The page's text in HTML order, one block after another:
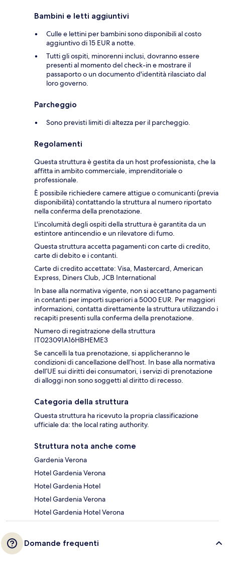
Bambini e letti aggiuntivi
Culle e lettini per bambini sono disponibili al costo
aggiuntivo di 15 EUR a notte.
Tutti gli ospiti, minorenni inclusi, dovranno essere
presenti al momento del check-in e mostrare il
passaporto o un documento d'identità rilasciato dal
loro governo.
Parcheggio
Sono previsti limiti di altezza per il parcheggio.
Regolamenti
Questa struttura è gestita da un host professionista, che la
affitta in ambito commerciale, imprenditoriale o
professionale.
È possibile richiedere camere attigue o comunicanti (previa
disponibilità) contattando la struttura al numero riportato
nella conferma della prenotazione.
L'incolumità degli ospiti della struttura è garantita da un
estintore antincendio e un rilevatore di fumo.
Questa struttura accetta pagamenti con carte di credito,
carte di debito e i contanti.
Carte di credito accettate: Visa, Mastercard, American
Express, Diners Club, JCB International
In base alla normativa vigente, non si accettano pagamenti
in contanti per importi superiori a 5000 EUR. Per maggiori
informazioni, contatta direttamente la struttura utilizzando i
recapiti presenti sulla conferma della prenotazione.
Numero di registrazione della struttura
IT023091A16HBHEME3
Se cancelli la tua prenotazione, si applicheranno le
condizioni di cancellazione dell’host. In base alla normativa
dell’UE sui diritti dei consumatori, i servizi di prenotazione
di alloggi non sono soggetti al diritto di recesso.
Categoria della struttura
Questa struttura ha ricevuto la propria classificazione
ufficiale da: the local rating authority.
Struttura nota anche come
Gardenia Verona
Hotel Gardenia Verona
Hotel Gardenia Hotel
Hotel Gardenia Verona
Hotel Gardenia Hotel Verona
Domande frequenti